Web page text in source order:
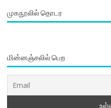
முகநூலில் தொடர
மின்னஞ்சலில் பெற